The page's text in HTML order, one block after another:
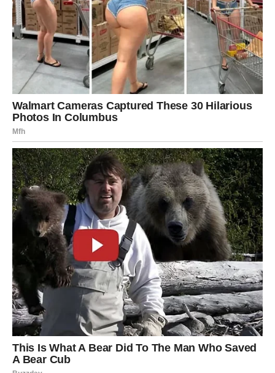
LJUBAV NIJE “BIVŠA” U SRCU
Ribe vole drugačije. Ribe ne vole na površini. One vole
celim bićem, kao da svaka emocija ima koren, kao da
svaka reč ostaje zauvek. I kada Ribe izgube nekoga koga
su volele, one ne gube samo osobu – one gube ceo jedan
svet koji su u sebi gradile.
I zato je Ribama sada teško.
Možda su prošli dani, možda su prošle sedmice, možda
čak i meseci, ali srce se ponaša kao da je sve bilo juče.
Jer Ribe ne pate samo zbog onoga što se desilo – one
pate i zbog onoga što se nije desilo.
One pate zbog neostvarene budućnosti.
Zbog planova koji su bili u glavi.
Zbog rečenica koje nisu izgovorene.
Zbog oproštaja koji nije bio potpun.